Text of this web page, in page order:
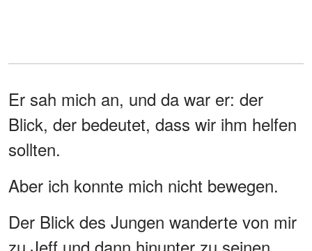
Er sah mich an, und da war er: der
Blick, der bedeutet, dass wir ihm helfen
sollten.
Aber ich konnte mich nicht bewegen.
Der Blick des Jungen wanderte von mir